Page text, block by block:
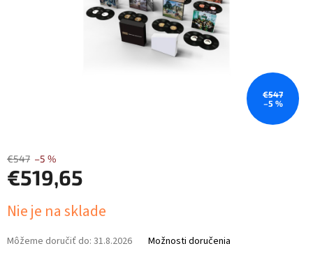
€547
–5 %
€547 –5 %
€519,65
cena:
Nie je na sklade
Môžeme doručiť do: 31.8.2026 Možnosti doručenia